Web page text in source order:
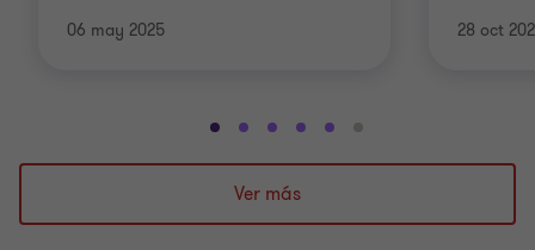
06 may 2025 28 oct
Ir
a
diapositiva
Ir
a
la
diapositiva
Ir
a
la
diapositiva
Ir
a
la
diapositiva
Ir
a
diapositiva
Ir
a
diapositiva
Ver más